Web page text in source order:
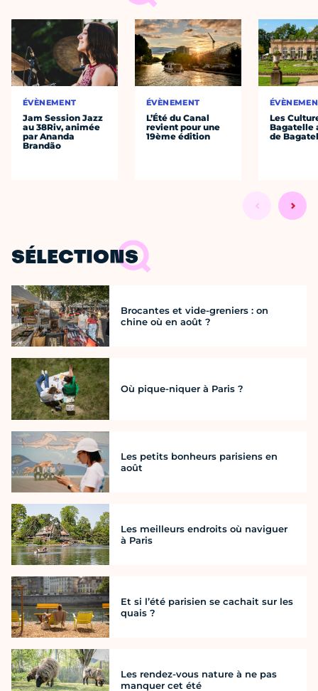
ÉVÈNEMENT
Jam Session Jazz
au 38Riv, animée
par Ananda
Brandão
ÉVÈNEMENT
L’Été du Canal
revient pour une
19ème édition
Les
Bagatelle
de
SÉLECTIONS
Brocantes et vide-greniers : on
chine où en août ?
Où pique-niquer à Paris ?
Les petits bonheurs parisiens en
août
Les meilleurs endroits où naviguer
à Paris
Et si l’été parisien se cachait sur les
quais ?
Les rendez-vous nature à ne pas
manquer cet été